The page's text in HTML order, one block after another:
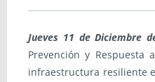
Jueves 11 de Diciembre
Prevención y Respuesta
infraestructura resiliente